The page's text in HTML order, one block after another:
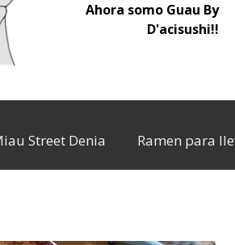
Ahora somo Guau By
D'acisushi!!
Street Denia Ramen para